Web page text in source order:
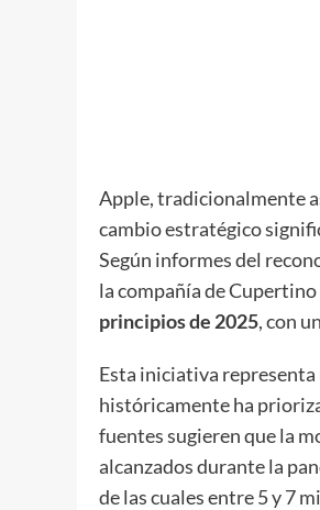
Apple, tradicionalmente
cambio estratégico
Según informes del
la compañía de
principios de 2025, con
Esta iniciativa
históricamente ha
fuentes sugieren que la
alcanzados durante la
de las cuales entre 5 y 7